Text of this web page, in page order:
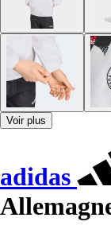
Voir plus
adidas